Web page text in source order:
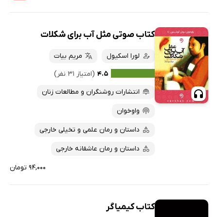
کتاب صوتی مثل آب برای شکلات
لورا اسکیول
مریم بیات
۴.۵ (امتیاز ۳۱ نفر)
انتشارات روشنگران و مطالعات زنان
واوخوان
داستان و رمان علمی و تخیلی خارجی
داستان و رمان عاشقانه خارجی
۹۴,۰۰۰ تومان
کتاب کیمیاگر